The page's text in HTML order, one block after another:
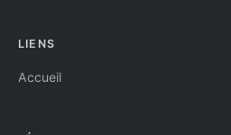
LIENS
Accueil